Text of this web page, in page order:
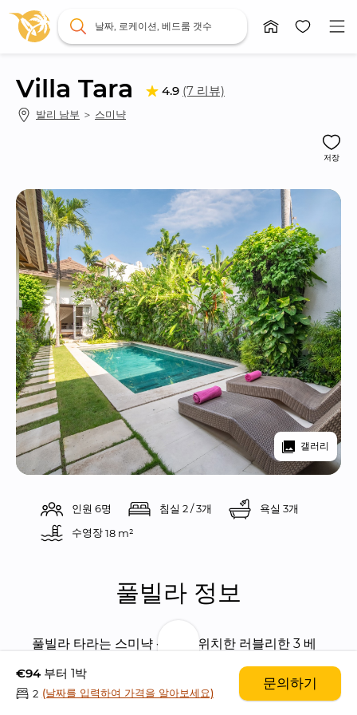
날짜, 로케이션, 베드룸 갯수
Villa Tara 4.9 (7 리뷰)
발리 남부 ＞ 스미냑
저장
갤러리
인원 6명 침실 2 / 3개
욕실 3개
수영장 18 m²
풀빌라 정보
풀빌라 타라는 스미냑 센터에 위치한 러블리한 3 베
드룸 풀빌라입니다. 풀빌라에서 아주 가까운 거리에
스미냑의 유명 숍들과 레스토랑들, 선셋으로 유명한
아름다운 스미냑 해변이 위치해 있습니다.
€94 부터 1박
2 (날짜를 입력하여 가격을 알아보세요)
문의하기